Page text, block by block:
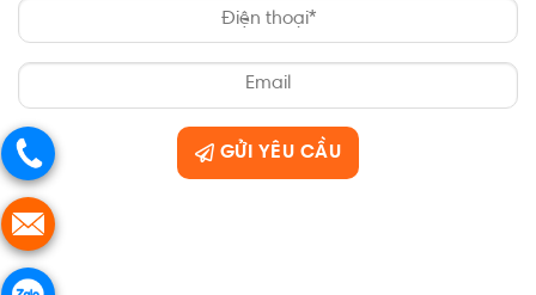
GỬI YÊU CẦU